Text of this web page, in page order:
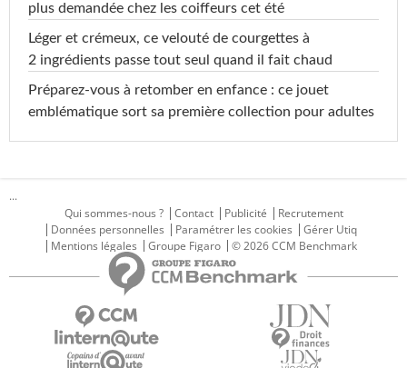
plus demandée chez les coiffeurs cet été
Léger et crémeux, ce velouté de courgettes à
2 ingrédients passe tout seul quand il fait chaud
Préparez-vous à retomber en enfance : ce jouet
emblématique sort sa première collection pour adultes
...
Qui sommes-nous ?
Contact Publicité
Recrutement
Données personnelles
Paramétrer les cookies
Gérer Utiq
Mentions légales
Groupe Figaro © 2026 CCM Benchmark